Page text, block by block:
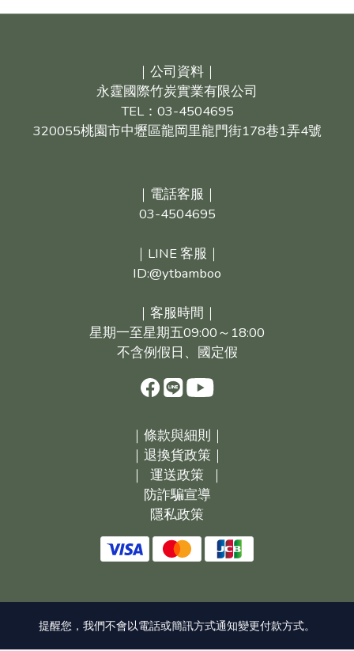
｜公司資料｜
永霆國際竹炭實業有限公司
TEL：03-4504695
320055桃園市中壢區龍岡里龍門街178巷1弄4號
｜電話客服｜
03-4504695
｜LINE 客服｜
ID:@ytbamboo
｜客服時間｜
星期一至星期五09:00～18:00
不含例假日、國定假
｜ 條款與細則｜
｜ 退換貨政策｜
｜ 運送政策 ｜
防詐騙宣導
隱私政策
提醒您，我們不會以電話或簡訊方式通知變更付款方式。